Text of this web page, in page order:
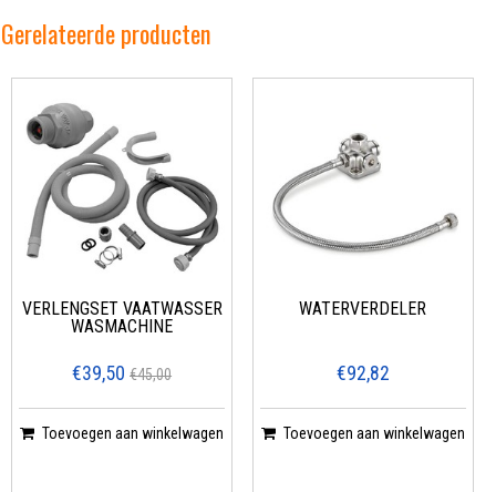
Gerelateerde producten
VERLENGSET VAATWASSER
WASMACHINE
€39,50 €45,00
Toevoegen aan winkelwagen
WATERVERDELER
€92,82
Toevoegen aan winkelwagen